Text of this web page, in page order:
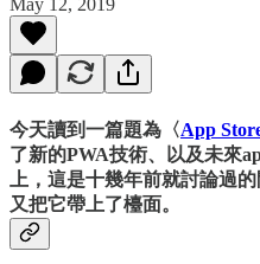
今天讀到一篇題為〈App
了新的PWA技術、以及未來
上，這是十幾年前就討論過
又把它帶上了檯面。